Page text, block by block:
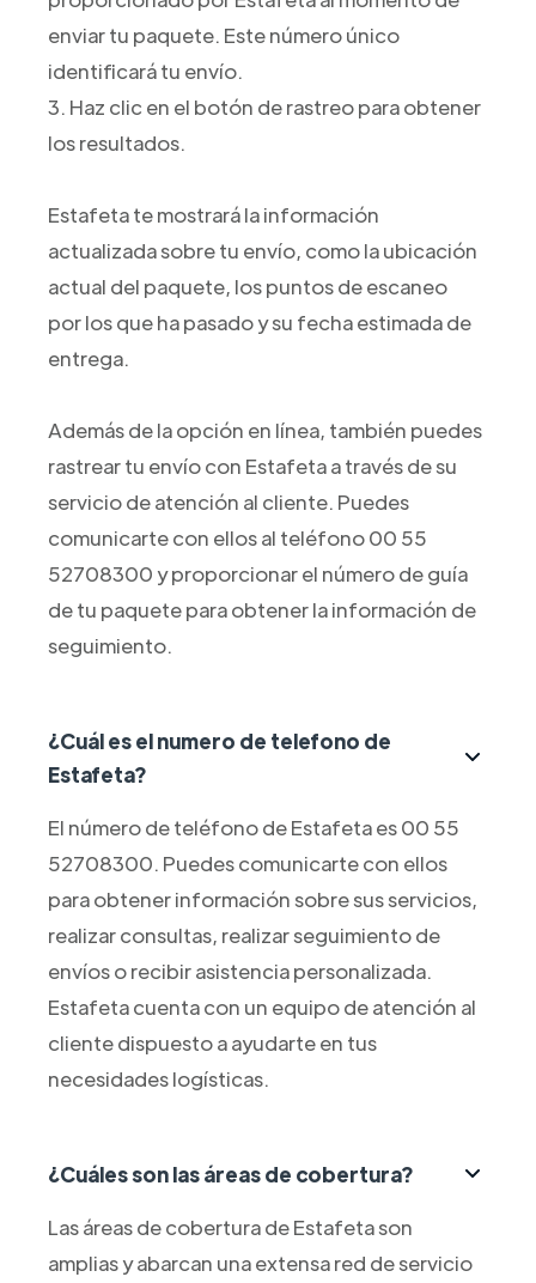
enviar tu paquete. Este número único
identificará tu envío.
3. Haz clic en el botón de rastreo para obtener
los resultados.
Estafeta te mostrará la información
actualizada sobre tu envío, como la ubicación
actual del paquete, los puntos de escaneo
por los que ha pasado y su fecha estimada de
entrega.
Además de la opción en línea, también puedes
rastrear tu envío con Estafeta a través de su
servicio de atención al cliente. Puedes
comunicarte con ellos al teléfono 00 55
52708300 y proporcionar el número de guía
de tu paquete para obtener la información de
seguimiento.
¿Cuál es el numero de telefono de
Estafeta?
El número de teléfono de Estafeta es 00 55
52708300. Puedes comunicarte con ellos
para obtener información sobre sus servicios,
realizar consultas, realizar seguimiento de
envíos o recibir asistencia personalizada.
Estafeta cuenta con un equipo de atención al
cliente dispuesto a ayudarte en tus
necesidades logísticas.
¿Cuáles son las áreas de cobertura?
Las áreas de cobertura de Estafeta son
amplias y abarcan una extensa red de servicio